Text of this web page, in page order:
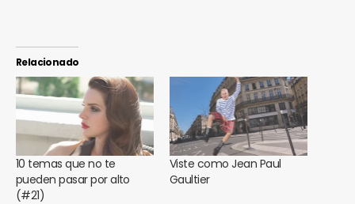
Relacionado
10 temas que no te
pueden pasar por alto
(#21)
Viste como Jean Paul
Gaultier